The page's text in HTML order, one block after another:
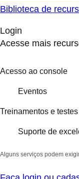
Biblioteca de
Login
Acesse mais
Acesso ao console
Eventos
Treinamentos e testes
Suporte de
Alguns serviços podem